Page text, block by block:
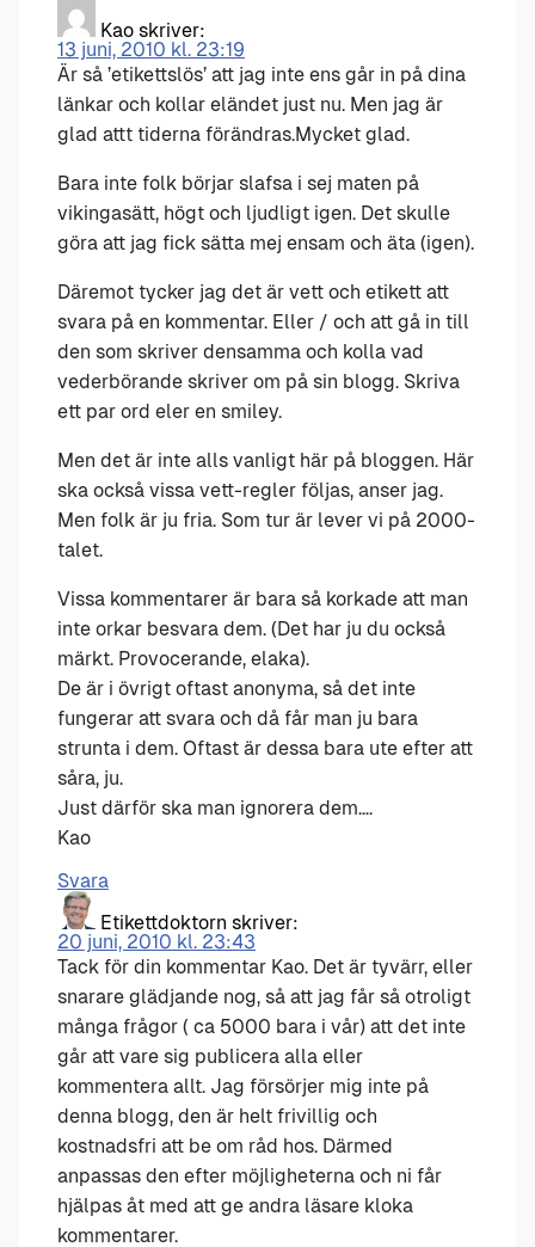
Kao skriver:
13 juni, 2010 kl. 23:19
Är så ’etikettslös’ att jag inte ens går in på dina
länkar och kollar eländet just nu. Men jag är
glad attt tiderna förändras.Mycket glad.
Bara inte folk börjar slafsa i sej maten på
vikingasätt, högt och ljudligt igen. Det skulle
göra att jag fick sätta mej ensam och äta (igen).
Däremot tycker jag det är vett och etikett att
svara på en kommentar. Eller / och att gå in till
den som skriver densamma och kolla vad
vederbörande skriver om på sin blogg. Skriva
ett par ord eler en smiley.
Men det är inte alls vanligt här på bloggen. Här
ska också vissa vett-regler följas, anser jag.
Men folk är ju fria. Som tur är lever vi på 2000-
talet.
Vissa kommentarer är bara så korkade att man
inte orkar besvara dem. (Det har ju du också
märkt. Provocerande, elaka).
De är i övrigt oftast anonyma, så det inte
fungerar att svara och då får man ju bara
strunta i dem. Oftast är dessa bara ute efter att
såra, ju.
Just därför ska man ignorera dem….
Kao
Svara
Etikettdoktorn skriver:
20 juni, 2010 kl. 23:43
Tack för din kommentar Kao. Det är tyvärr, eller
snarare glädjande nog, så att jag får så otroligt
många frågor ( ca 5000 bara i vår) att det inte
går att vare sig publicera alla eller
kommentera allt. Jag försörjer mig inte på
denna blogg, den är helt frivillig och
kostnadsfri att be om råd hos. Därmed
anpassas den efter möjligheterna och ni får
hjälpas åt med att ge andra läsare kloka
kommentarer.